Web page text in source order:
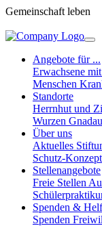
Gemeinschaft leben
Angebote für ...
Erwachsene
Menschen
Standorte
Herrnhut und
Wurzen Gnadau
Über uns
Aktuelles
Schutz-Konzept
Stellenangebote
Freie Stellen
Spenden &
Spenden